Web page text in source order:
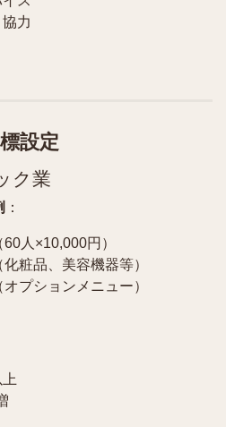
力
設定
ク業
：
人×10,000円）
粧品、美容機器等）
プションメニュー）